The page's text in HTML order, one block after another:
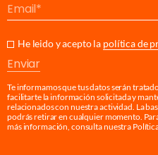
Email
He leido y acepto la política de
Enviar
Te informamos que tus datos serán
facilitarte la información solicitada y
relacionados con nuestra actividad. La
podrás retirar en cualquier momento.
más información, consulta nuestra